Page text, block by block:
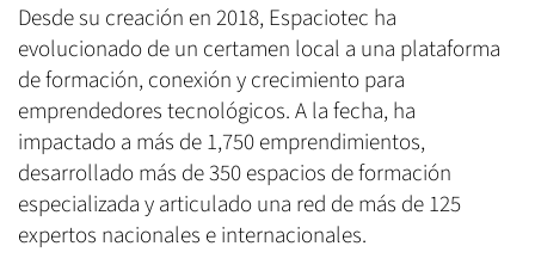
Desde su creación en 2018, Espaciotec ha
evolucionado de un certamen local a una plataforma
de formación, conexión y crecimiento para
emprendedores tecnológicos. A la fecha, ha
impactado a más de 1,750 emprendimientos,
desarrollado más de 350 espacios de formación
especializada y articulado una red de más de 125
expertos nacionales e internacionales.